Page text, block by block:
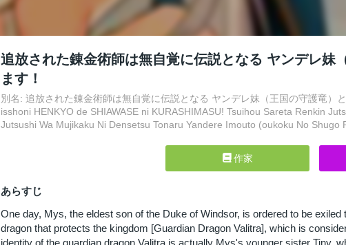
追放された錬金術師は無自覚に伝説となる ヤンデレ妹
ます！
別名: 追放された錬金術師は無自覚に伝説となる ヤンデレ妹（王国の守護竜）
isshoni HENKYO de SHIAWASE ni KURASHIMASU! Tsuihou Sareta Renkin
Jutsushi Wa Mujikaku Ni Densetsu Tonaru Yandere Imouto (oukoku No
作家
あらすじ
One day, Mys, the eldest son of the Duke of Windsor, is ordered to be
dragon that protects the kingdom [Guardian Dragon Valitra], which is